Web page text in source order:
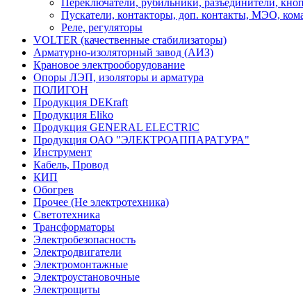
Пускатели, контакторы, доп. контакты, МЭО,
Реле, регуляторы
VOLTER (качественные стабилизаторы)
Арматурно-изоляторный завод (АИЗ)
Крановое электрооборудование
Опоры ЛЭП, изоляторы и арматура
ПОЛИГОН
Продукция DEKraft
Продукция Eliko
Продукция GENERAL ELECTRIC
Продукция ОАО "ЭЛЕКТРОАППАРАТУРА"
Инструмент
Кабель, Провод
КИП
Обогрев
Прочее (Не электротехника)
Светотехника
Трансформаторы
Электробезопасность
Электродвигатели
Электромонтажные
Электроустановочные
Электрощиты